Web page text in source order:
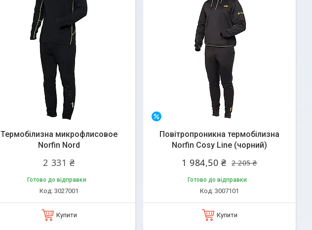
Термобілизна микрофлисовое
Norfin Nord
2 331 ₴
Готово до відправки
3027001
Купити
Повітропроникна термобілизна
Norfin Cosy Line (чорний)
2 205 ₴
1 984,50 ₴
Готово до відправки
3007101
Купити